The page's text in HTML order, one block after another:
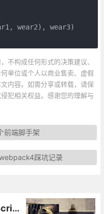
wear2), wear3)
不构成任何形式的决策建议、
单位或个人以商业售卖、虚假
内容。如需分享或转载，请保
犯相关权益。感谢您的理解与
前端脚手架
踩坑记录
js设计模式之单例模式,javascript如何将一个对象设计成单例